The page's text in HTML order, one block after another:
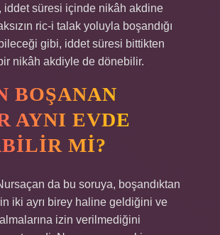
iddet süresi içinde nikâh akdine
ric-i talak yoluyla boşandığı
gibi, iddet süresi bittikten
nikâh akdiyle de dönebilir.
BOŞANAN
AYNI EVDE
MI?
da bu soruya, boşandıktan
iki ayrı birey haline geldiğini ve
izin verilmediğini